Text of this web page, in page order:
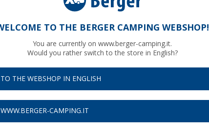
il
TO THE BERGER CAMPING WEBSHOP!
You are currently on www.berger-camping.it.
Would you rather switch to the store in English?
THE WEBSHOP IN ENGLISH
CAMPING.IT